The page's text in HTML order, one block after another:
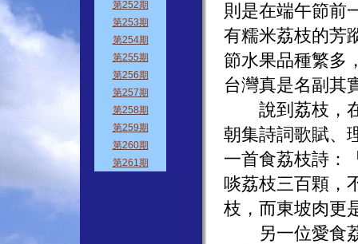
則是在端午節前
有糯米荔枝的芳
節水果品種繁多
台灣真是名副其
說到荔枝，在
朝集詩詞歌賦、
一首食荔枝詩：
啖荔枝三百顆，
枝，而東坡肉更
另一位愛食荔